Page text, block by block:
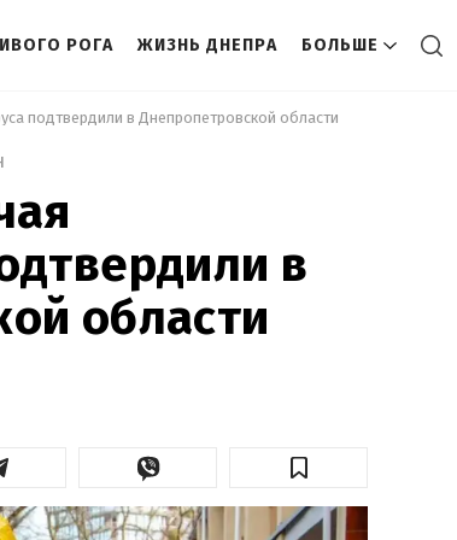
РОГА ЖИЗНЬ ДНЕПРА БОЛЬШЕ
подтвердили в Днепропетровской области
в
области